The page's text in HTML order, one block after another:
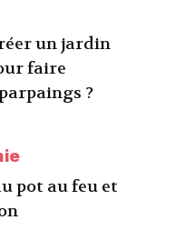
un jardin
faire
?
pot au feu et